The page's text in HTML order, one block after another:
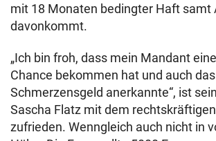
mit 18 Monaten bedingter Haft samt
davonkommt.
„Ich bin froh, dass mein Mandant
Chance bekommen hat und auch das
Schmerzensgeld anerkannte“, ist
Sascha Flatz mit dem rechtskräftigen
zufrieden. Wenngleich auch nicht in